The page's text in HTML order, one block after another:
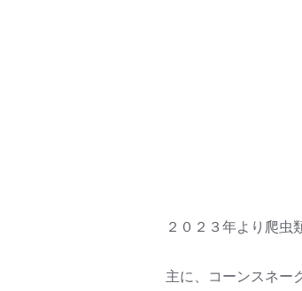
２０２３年より爬虫
主に、コーンスネー